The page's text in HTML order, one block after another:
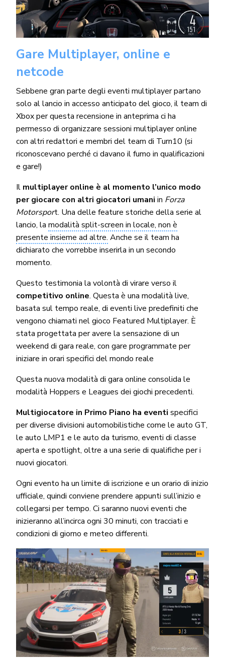
Gare Multiplayer, online e
netcode
Sebbene gran parte degli eventi multiplayer partano
solo al lancio in accesso anticipato del gioco, il team di
Xbox per questa recensione in anteprima ci ha
permesso di organizzare sessioni multiplayer online
con altri redattori e membri del team di Turn10 (si
riconoscevano perché ci davano il fumo in qualificazioni
e gare!)
Il multiplayer online è al momento l’unico modo
per giocare con altri giocatori umani in Forza
Motorsport. Una delle feature storiche della serie al
lancio, la modalità split-screen in locale, non è
presente insieme ad altre. Anche se il team ha
dichiarato che vorrebbe inserirla in un secondo
momento.
Questo testimonia la volontà di virare verso il
competitivo online. Questa è una modalità live,
basata sul tempo reale, di eventi live predefiniti che
vengono chiamati nel gioco Featured Multiplayer. È
stata progettata per avere la sensazione di un
weekend di gara reale, con gare programmate per
iniziare in orari specifici del mondo reale
Questa nuova modalità di gara online consolida le
modalità Hoppers e Leagues dei giochi precedenti.
Multigiocatore in Primo Piano ha eventi specifici
per diverse divisioni automobilistiche come le auto GT,
le auto LMP1 e le auto da turismo, eventi di classe
aperta e spotlight, oltre a una serie di qualifiche per i
nuovi giocatori.
Ogni evento ha un limite di iscrizione e un orario di inizio
ufficiale, quindi conviene prendere appunti sull’inizio e
collegarsi per tempo. Ci saranno nuovi eventi che
inizieranno all’incirca ogni 30 minuti, con tracciati e
condizioni di giorno e meteo differenti.